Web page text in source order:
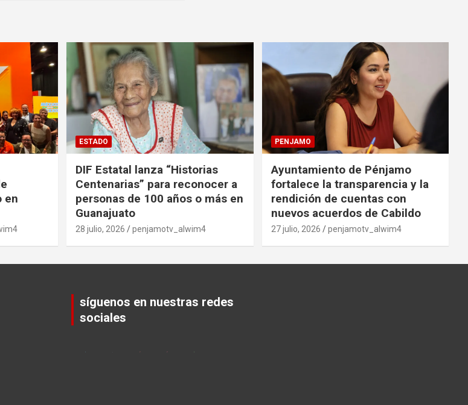
en
ESTADO
DIF Estatal lanza “Historias
Centenarias” para reconocer a
personas de 100 años o más en
Guanajuato
28 julio, 2026 penjamotv_alwim4
PENJAMO
Ayuntamiento de Pénjamo
fortalece la transparencia y la
rendición de cuentas con
nuevos acuerdos de Cabildo
27 julio, 2026 penjamotv_alwim4
síguenos en nuestras redes
socialesSet Youtube Channel ID